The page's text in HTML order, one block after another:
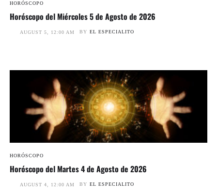
HORÓSCOPO
Horóscopo del Miércoles 5 de Agosto de 2026
AUGUST 5, 12:00 AM BY EL ESPECIALITO
HORÓSCOPO
Horóscopo del Martes 4 de Agosto de 2026
AUGUST 4, 12:00 AM BY EL ESPECIALITO